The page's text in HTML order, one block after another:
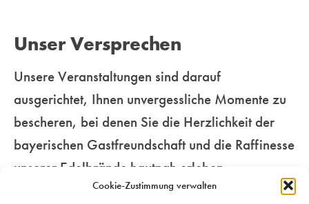
Cookie-Zustimmung verwalten
unterhaltsame
Mehr
Bayerns
beschwingten
Mehr
Genussmenschen.
Mehr
Unser Versprechen
Unsere Veranstaltungen sind darauf
ausgerichtet, Ihnen unvergessliche Momente zu
bescheren, bei denen Sie die Herzlichkeit der
bayerischen Gastfreundschaft und die Raffinesse
unserer Edelbrände hautnah erleben.